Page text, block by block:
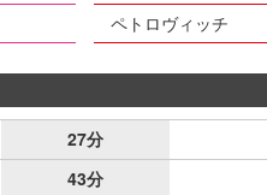
ペトロヴィッチ
27分
43分